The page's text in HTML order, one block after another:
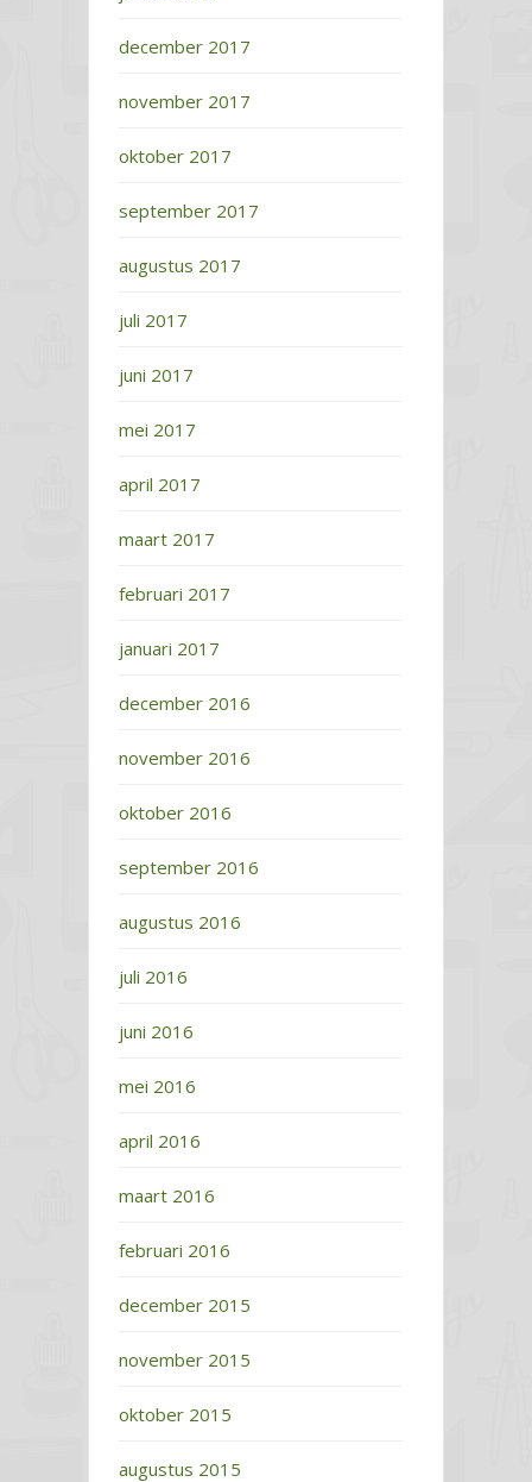
december 2017
november 2017
oktober 2017
september 2017
augustus 2017
juli 2017
juni 2017
mei 2017
april 2017
maart 2017
februari 2017
januari 2017
december 2016
november 2016
oktober 2016
september 2016
augustus 2016
juli 2016
juni 2016
mei 2016
april 2016
maart 2016
februari 2016
december 2015
november 2015
oktober 2015
augustus 2015